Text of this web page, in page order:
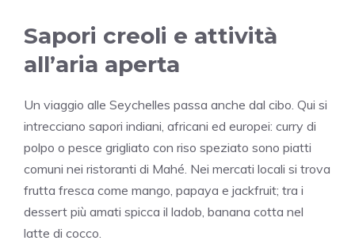
Sapori creoli e attività
all’aria aperta
Un viaggio alle Seychelles passa anche dal cibo. Qui si
intrecciano sapori indiani, africani ed europei: curry di
polpo o pesce grigliato con riso speziato sono piatti
comuni nei ristoranti di Mahé. Nei mercati locali si trova
frutta fresca come mango, papaya e jackfruit; tra i
dessert più amati spicca il ladob, banana cotta nel
latte di cocco.